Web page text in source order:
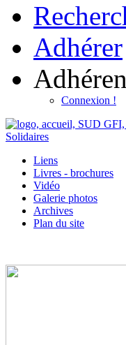
Adhérer
Connexion !
Liens
Livres - brochures
Vidéo
Galerie photos
Archives
Plan du site